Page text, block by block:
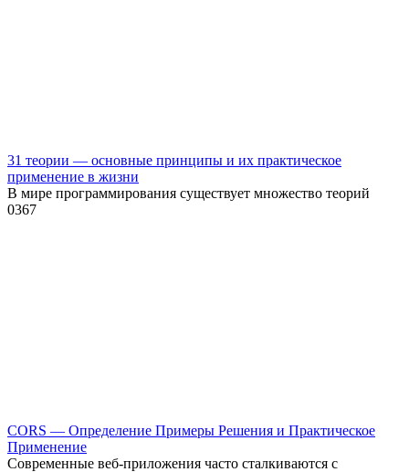
31 теории — основные принципы и их практическое
применение в жизни
В мире программирования существует множество теорий
0367
CORS — Определение Примеры Решения и Практическое
Применение
Современные веб-приложения часто сталкиваются с